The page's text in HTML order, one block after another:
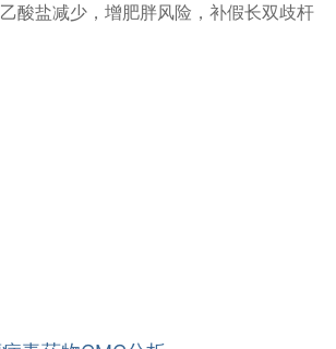
酸盐减少，增肥胖风险，补假长双歧杆